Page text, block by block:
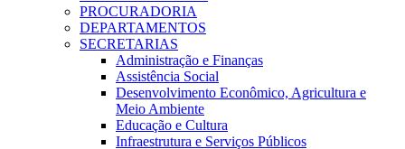
PROCURADORIA
DEPARTAMENTOS
SECRETARIAS
Administração e Finanças
Assistência Social
Desenvolvimento Econômico, Agricultura e
Meio Ambiente
Educação e Cultura
Infraestrutura e Serviços Públicos